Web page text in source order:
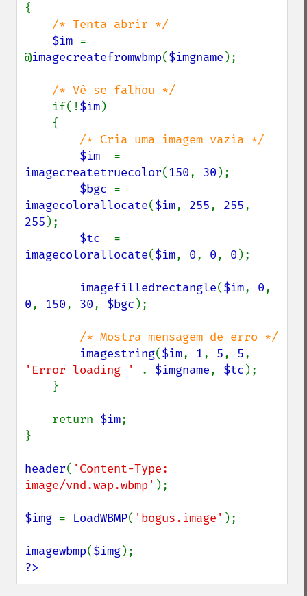
{
/* Tenta abrir */
$im =
@imagecreatefromwbmp($imgname );
/* Vê se falhou */
if(!$im)
/* Cria uma imagem vazia */
$im
imagecreatetruecolor(150, 30 );
$bgc
imagecolorallocate($im, 255, 255
255 );
$tc
imagecolorallocate($im, 0, 0, 0 );
imagefilledrectangle($im, 0
0, 150, 30, $bgc );
/* Mostra mensagem de erro */
imagestring($im, 1, 5, 5
'Error loading '
. $imgname, $tc );
    return
$im;
}
header( 'Content-Type:
image/vnd.wap.wbmp' );
$img = LoadWBMP( 'bogus.image' );
imagewbmp($img
?>